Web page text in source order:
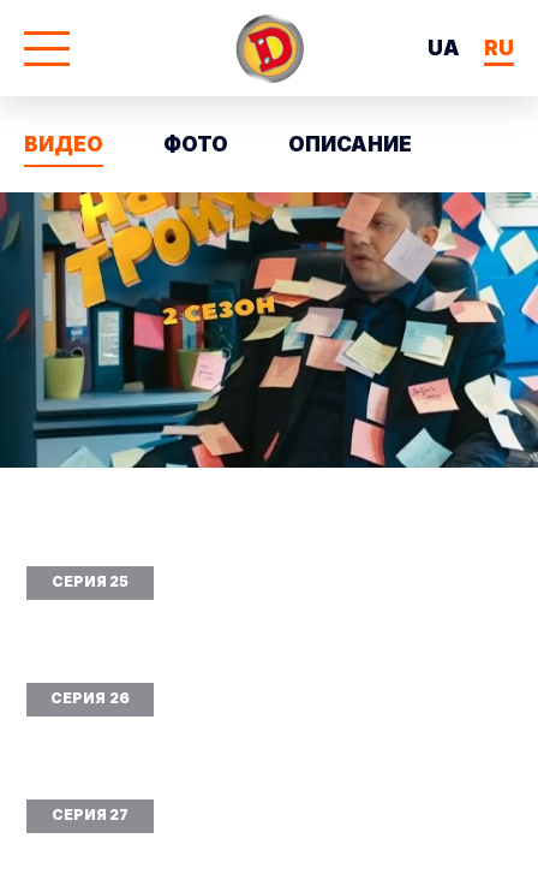
UA
RU
ВИДЕО ФОТО ОПИСАНИЕ
СЕРИЯ 25
СЕРИЯ 26
СЕРИЯ 27